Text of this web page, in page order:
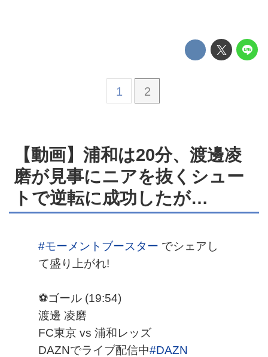
1 2
【動画】浦和は20分、渡邊凌
磨が見事にニアを抜くシュー
トで逆転に成功したが…
#モーメントブースター でシェアし
て盛り上がれ!​
⚽️ゴール (19:54)
渡邊 凌磨​​
FC東京 vs 浦和レッズ
​​DAZNでライブ配信中​#DAZN